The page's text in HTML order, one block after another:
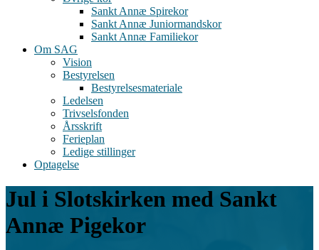
Sankt Annæ Spirekor
Sankt Annæ Juniormandskor
Sankt Annæ Familiekor
Om SAG
Vision
Bestyrelsen
Bestyrelsesmateriale
Ledelsen
Trivselsfonden
Årsskrift
Ferieplan
Ledige stillinger
Optagelse
Jul i Slotskirken med Sankt
Annæ Pigekor